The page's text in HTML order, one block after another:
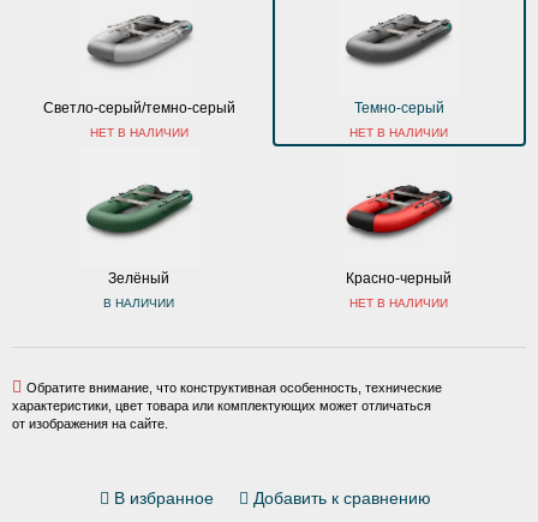
В избранное Добавить к сравнению
Светло-серый/темно-серый
НЕТ В НАЛИЧИИ
Темно-серый
НЕТ В НАЛИЧИИ
Зелёный
В НАЛИЧИИ
Красно-черный
НЕТ В НАЛИЧИИ
Обратите внимание, что конструктивная особенность, технические
характеристики, цвет товара или комплектующих может отличаться
от изображения на сайте.